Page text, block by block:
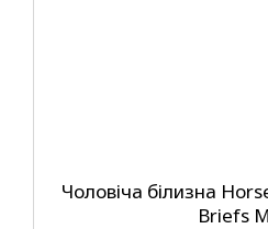
Чоловіча білизна
Briefs